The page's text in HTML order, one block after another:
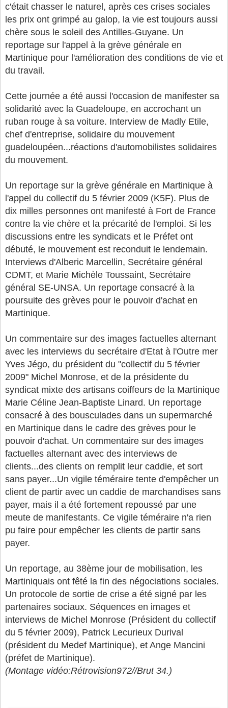
c'était chasser le naturel, après ces crises sociales
les prix ont grimpé au galop, la vie est toujours aussi
chère sous le soleil des Antilles-Guyane. Un
reportage sur l'appel à la grève générale en
Martinique pour l'amélioration des conditions de vie et
du travail.
Cette journée a été aussi l'occasion de manifester sa
solidarité avec la Guadeloupe, en accrochant un
ruban rouge à sa voiture. Interview de Madly Etile,
chef d'entreprise, solidaire du mouvement
guadeloupéen...réactions d'automobilistes solidaires
du mouvement.
Un reportage sur la grève générale en Martinique à
l'appel du collectif du 5 février 2009 (K5F). Plus de
dix milles personnes ont manifesté à Fort de France
contre la vie chère et la précarité de l'emploi. Si les
discussions entre les syndicats et le Préfet ont
débuté, le mouvement est reconduit le lendemain.
Interviews d'Alberic Marcellin, Secrétaire général
CDMT, et Marie Michèle Toussaint, Secrétaire
général SE-UNSA. Un reportage consacré à la
poursuite des grèves pour le pouvoir d'achat en
Martinique.
Un commentaire sur des images factuelles alternant
avec les interviews du secrétaire d'Etat à l'Outre mer
Yves Jégo, du président du "collectif du 5 février
2009" Michel Monrose, et de la présidente du
syndicat mixte des artisans coiffeurs de la Martinique
Marie Céline Jean-Baptiste Linard. Un reportage
consacré à des bousculades dans un supermarché
en Martinique dans le cadre des grèves pour le
pouvoir d'achat. Un commentaire sur des images
factuelles alternant avec des interviews de
clients...des clients on remplit leur caddie, et sort
sans payer...Un vigile téméraire tente d'empêcher un
client de partir avec un caddie de marchandises sans
payer, mais il a été fortement repoussé par une
meute de manifestants. Ce vigile téméraire n'a rien
pu faire pour empêcher les clients de partir sans
payer.
Un reportage, au 38ème jour de mobilisation, les
Martiniquais ont fêté la fin des négociations sociales.
Un protocole de sortie de crise a été signé par les
partenaires sociaux. Séquences en images et
interviews de Michel Monrose (Président du collectif
du 5 février 2009), Patrick Lecurieux Durival
(président du Medef Martinique), et Ange Mancini
(préfet de Martinique).
(Montage vidéo:Rétrovision972//Brut 34.)